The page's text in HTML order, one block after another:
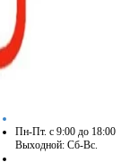
Пн-Пт. с 9:00 до 18:00
Выходной: Сб-Вс.